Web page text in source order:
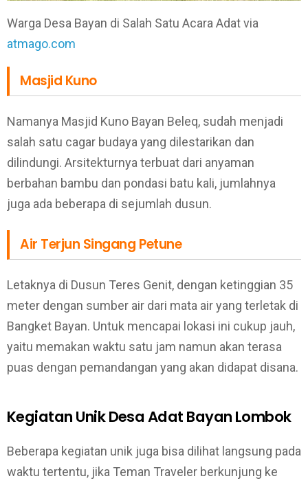
Warga Desa Bayan di Salah Satu Acara Adat via
atmago.com
Masjid Kuno
Namanya Masjid Kuno Bayan Beleq, sudah menjadi
salah satu cagar budaya yang dilestarikan dan
dilindungi. Arsitekturnya terbuat dari anyaman
berbahan bambu dan pondasi batu kali, jumlahnya
juga ada beberapa di sejumlah dusun.
Air Terjun Singang Petune
Letaknya di Dusun Teres Genit, dengan ketinggian 35
meter dengan sumber air dari mata air yang terletak di
Bangket Bayan. Untuk mencapai lokasi ini cukup jauh,
yaitu memakan waktu satu jam namun akan terasa
puas dengan pemandangan yang akan didapat disana.
Kegiatan Unik Desa Adat Bayan Lombok
Beberapa kegiatan unik juga bisa dilihat langsung pada
waktu tertentu, jika Teman Traveler berkunjung ke